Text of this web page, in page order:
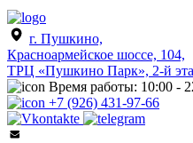
г. Пушкино,
Красноармейское шоссе, 104,
ТРЦ «Пушкино Парк», 2-й
Время работы: 10:00 -
+7 (926) 431-97-66